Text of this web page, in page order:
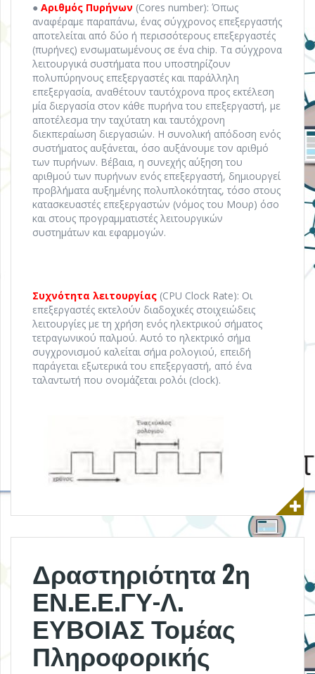
● Αριθμός Πυρήνων (Cores number): Όπως
αναφέραμε παραπάνω, ένας σύγχρονος επεξεργαστής
αποτελείται από δύο ή περισσότερους επεξεργαστές
(πυρήνες) ενσωματωμένους σε ένα chip. Τα σύγχρονα
λειτουργικά συστήματα που υποστηρίζουν
πολυπύρηνους επεξεργαστές και παράλληλη
επεξεργασία, αναθέτουν ταυτόχρονα προς εκτέλεση
μία διεργασία στον κάθε πυρήνα του επεξεργαστή, με
αποτέλεσμα την ταχύτατη και ταυτόχρονη
διεκπεραίωση διεργασιών. H συνολική απόδοση ενός
συστήματος αυξάνεται, όσο αυξάνουμε τον αριθμό
των πυρήνων. Βέβαια, η συνεχής αύξηση του
αριθμού των πυρήνων ενός επεξεργαστή, δημιουργεί
προβλήματα αυξημένης πολυπλοκότητας, τόσο στους
κατασκευαστές επεξεργαστών (νόμος του Μουρ) όσο
και στους προγραμματιστές λειτουργικών
συστημάτων και εφαρμογών.
Συχνότητα λειτουργίας (CPU Clock Rate): Οι
επεξεργαστές εκτελούν διαδοχικές στοιχειώδεις
λειτουργίες με τη χρήση ενός ηλεκτρικού σήματος
τετραγωνικού παλμού. Αυτό το ηλεκτρικό σήμα
συγχρονισμού καλείται σήμα ρολογιού, επειδή
παράγεται εξωτερικά του επεξεργαστή, από ένα
ταλαντωτή που ονομάζεται ρολόι (clock).
Δραστηριότητα 2η
ΕΝ.Ε.Ε.ΓΥ-Λ.
ΕΥΒΟΙΑΣ Τομέας
Πληροφορικής